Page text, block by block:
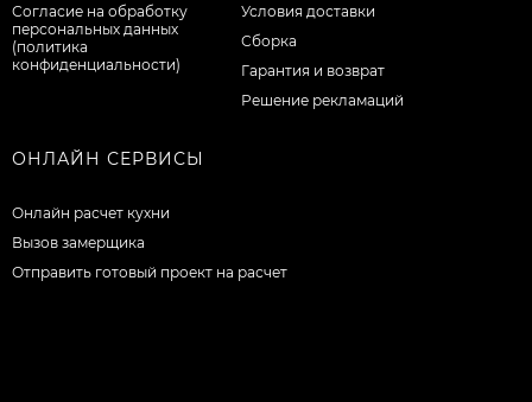
Согласие на обработку
персональных данных
(политика
конфиденциальности)
Условия доставки
Сборка
Гарантия и возврат
Решение рекламаций
ОНЛАЙН СЕРВИСЫ
Онлайн расчет кухни
Вызов замерщика
Отправить готовый проект на расчет